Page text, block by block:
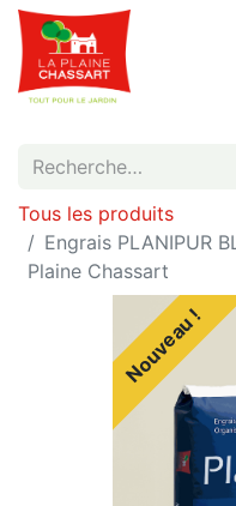
Tous les produits
Engrais PLANIPUR
Plaine Chassart
Nouveau !